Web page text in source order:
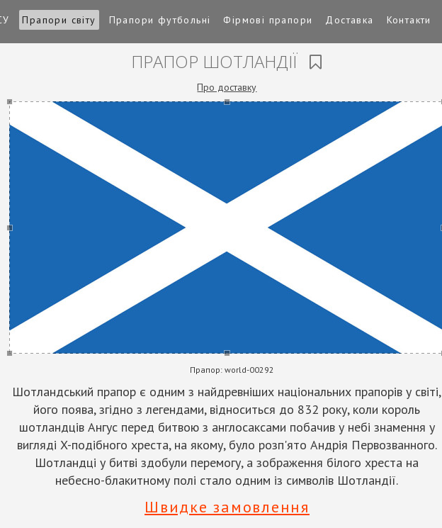
Прапори світу Прапори футбольні Фірмові прапори Доставка Контакти
ПРАПОР ШОТЛАНДІЇ
Про доставку
Прапор: world-00292
Шотландський прапор є одним з найдревніших національних прапорів у світі,
його поява, згідно з легендами, відноситься до 832 року, коли король
шотландців Ангус перед битвою з англосаксами побачив у небі знамення у
вигляді X-подібного хреста, на якому, було розп'ято Андрія Первозванного.
Шотландці у битві здобули перемогу, а зображення білого хреста на
небесно-блакитному полі стало одним із символів Шотландії.
Швидке замовлення